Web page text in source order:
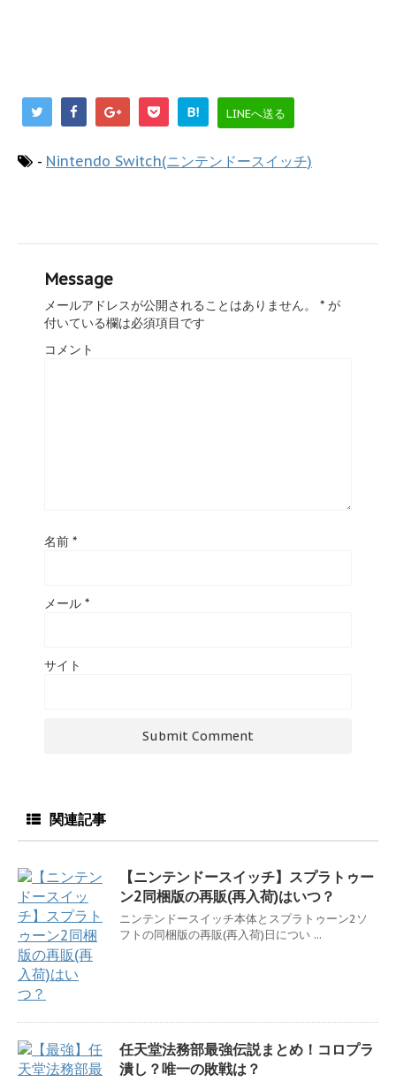
B! LINEへ送る
- Nintendo Switch(ニンテンドースイッチ)
Message
メールアドレスが公開されることはありません。 * が
付いている欄は必須項目です
コメント
名前 *
メール *
サイト
関連記事
【ニンテンドースイッチ】スプラトゥー
ン2同梱版の再販(再入荷)はいつ？
ニンテンドースイッチ本体とスプラトゥーン2ソ
フトの同梱版の再販(再入荷)日につい ...
任天堂法務部最強伝説まとめ！コロプラ
潰し？唯一の敗戦は？